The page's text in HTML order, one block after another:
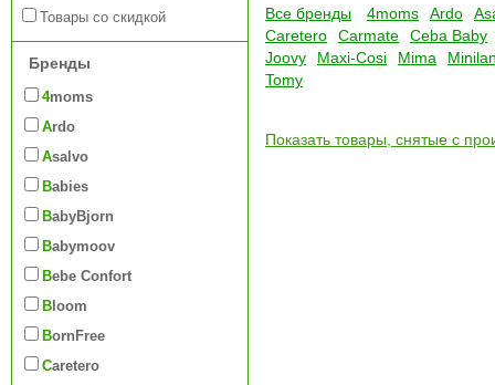
Товары со скидкой
Бренды
4moms
Ardo
Asalvo
Babies
BabyBjorn
Babymoov
Bebe Confort
Bloom
BornFree
Caretero
Все бренды 4moms Ardo
Caretero
Carmate
Ceba Baby
Joovy
Maxi-Cosi Mima
Tomy
Показать товары, снятые с